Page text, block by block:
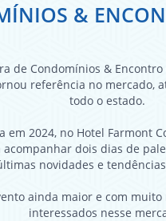
&
de Condomínios &
referência no
todo o estado.
2024, no Hotel Farmont
dois dias de
novidades e
ainda maior e com
interessados nesse